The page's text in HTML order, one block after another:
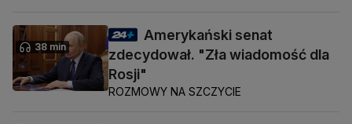
38 min
Amerykański senat
zdecydował. "Zła wiadomość dla
Rosji"
ROZMOWY NA SZCZYCIE